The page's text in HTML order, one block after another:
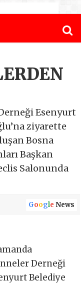
Esenyurt
ziyarette
Bosna
Başkan
Salonunda
Google News
Derneği
Belediye